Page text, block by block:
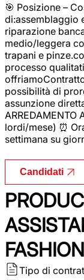
🎯 Posizione –
di:assemblaggio
riparazione
medio/leggera
trapani e
processo
possibilità di
assunzione
ARREDAMENTO
lordi/mese) ⏰
settimana su
Candidati
Tipo di